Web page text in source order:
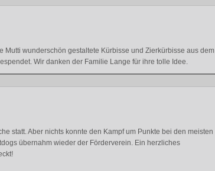
wunderschön gestaltete Kürbisse und Zierkürbisse aus dem
Wir danken der Familie Lange für ihre tolle Idee.
statt. Aber nichts konnte den Kampf um Punkte bei den meisten
übernahm wieder der Förderverein. Ein herzliches